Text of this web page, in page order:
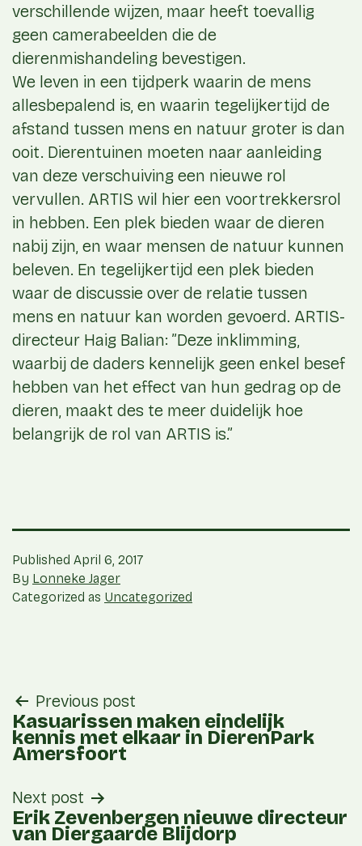
verschillende wijzen, maar heeft toevallig
geen camerabeelden die de
dierenmishandeling bevestigen.
We leven in een tijdperk waarin de mens
allesbepalend is, en waarin tegelijkertijd de
afstand tussen mens en natuur groter is dan
ooit. Dierentuinen moeten naar aanleiding
van deze verschuiving een nieuwe rol
vervullen. ARTIS wil hier een voortrekkersrol
in hebben. Een plek bieden waar de dieren
nabij zijn, en waar mensen de natuur kunnen
beleven. En tegelijkertijd een plek bieden
waar de discussie over de relatie tussen
mens en natuur kan worden gevoerd. ARTIS-
directeur Haig Balian: ”Deze inklimming,
waarbij de daders kennelijk geen enkel besef
hebben van het effect van hun gedrag op de
dieren, maakt des te meer duidelijk hoe
belangrijk de rol van ARTIS is.”
Published April 6, 2017
By Lonneke Jager
Categorized as Uncategorized
post
navigation
Previous post
Kasuarissen maken eindelijk
kennis met elkaar in DierenPark
Amersfoort
Next post
Erik Zevenbergen nieuwe directeur
van Diergaarde Blijdorp